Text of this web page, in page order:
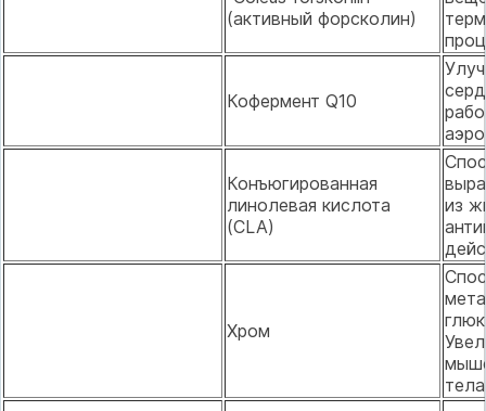
(активный форсколин)
Кофермент Q10
Конъюгированная
линолевая кислота
(CLA)
из
Хром